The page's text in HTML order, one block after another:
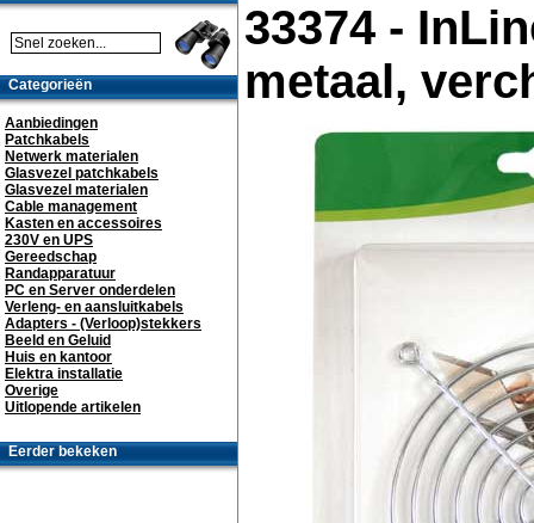
33374 -
metaal,
Categorieën
Aanbiedingen
Patchkabels
Netwerk materialen
Glasvezel patchkabels
Glasvezel materialen
Cable management
Kasten en accessoires
230V en UPS
Gereedschap
Randapparatuur
PC en Server onderdelen
Verleng- en aansluitkabels
Adapters - (Verloop)stekkers
Beeld en Geluid
Huis en kantoor
Elektra installatie
Overige
Uitlopende artikelen
Eerder bekeken